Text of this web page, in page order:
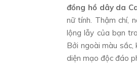
đồng hồ dây da
nữ tính. Thậm chí,
lộng lẫy của bạn
Bởi ngoài màu
diện mạo độc đáo